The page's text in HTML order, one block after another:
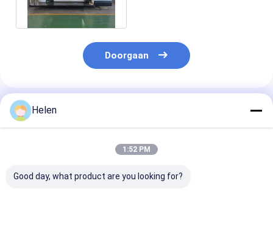
Doorgaan
Geadviseerde Producten
Helen
1:52 PM
Good day, what product are you looking for?